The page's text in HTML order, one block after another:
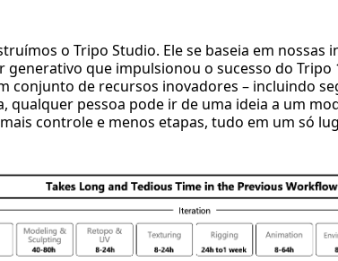
o Tripo Studio. Ele se baseia em nossas
que impulsionou o sucesso do Tripo
conjunto de recursos inovadores – incluindo
qualquer pessoa pode ir de uma ideia a um
controle e menos etapas, tudo em um só